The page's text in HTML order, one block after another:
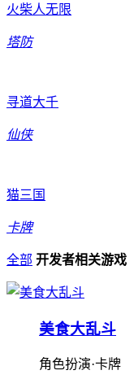
火柴人无限
塔防
寻道大千
仙侠
猫三国
卡牌
全部 开发者相关游戏
美食大乱斗
角色扮演·卡牌